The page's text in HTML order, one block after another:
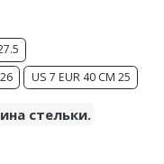
US 7 EUR 40 CM 25
стельки.